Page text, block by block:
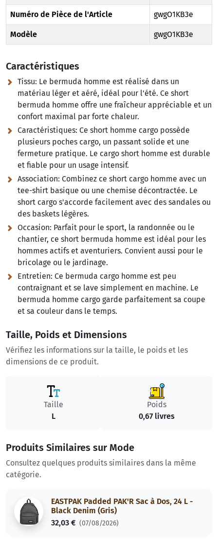
Numéro de Pièce de l'Article gwgO1KB3e
Modèle gwgO1KB3e
Caractéristiques
Tissu: Le bermuda homme est réalisé dans un
matériau léger et aéré, idéal pour l'été. Ce short
bermuda homme offre une fraîcheur appréciable et un
confort maximal par forte chaleur.
Caractéristiques: Ce short homme cargo possède
plusieurs poches cargo, un passant solide et une
fermeture pratique. Le cargo short homme est durable
et fiable pour un usage intensif.
Association: Combinez ce short cargo homme avec un
tee-shirt basique ou une chemise décontractée. Le
short cargo s'accorde facilement avec des sandales ou
des baskets légères.
Occasion: Parfait pour le sport, la randonnée ou le
chantier, ce short bermuda homme est idéal pour les
hommes actifs et aventuriers. Convient aussi pour le
bricolage ou le jardinage.
Entretien: Ce bermuda cargo homme est peu
contraignant et se lave simplement en machine. Le
bermuda homme cargo garde parfaitement sa coupe
et sa couleur dans le temps.
Taille, Poids et Dimensions
Vérifiez les informations sur la taille, le poids et les
dimensions de ce produit.
Taille
L
Poids
0,67 livres
Produits Similaires sur Mode
Consultez quelques produits similaires dans la même
catégorie.
EASTPAK Padded PAK'R Sac à Dos, 24 L -
Black Denim (Gris)
32,03 € (07/08/2026)